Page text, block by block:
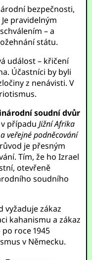
bezpečnosti,
pravidelným
– a
státu.
událost – křičení
Účastníci by byli
z nenávisti. V
soudní dvůr
v případuJižní Afrika
veřejné podněcování
je přesným
Tím, že ho Izrael
otevřeně
soudního
vyžaduje zákaz
kahanismu a zákaz
roce 1945
v Německu.